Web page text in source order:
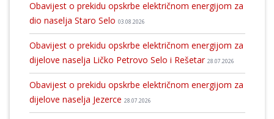
Obavijest o prekidu opskrbe električnom energijom za
dio naselja Staro Selo 03.08.2026
Obavijest o prekidu opskrbe električnom energijom za
dijelove naselja Ličko Petrovo Selo i Rešetar 28.07.2026
Obavijest o prekidu opskrbe električnom energijom za
dijelove naselja Jezerce 28.07.2026